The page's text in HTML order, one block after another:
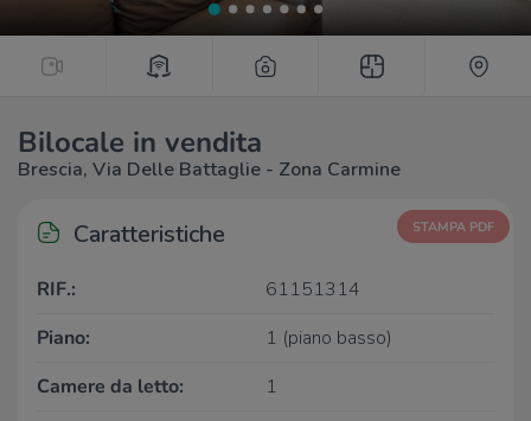
Bilocale in vendita
Brescia, Via Delle Battaglie - Zona Carmine
Caratteristiche STAMPA PDF
RIF.:
61151314
Piano:
1 (piano basso)
Camere da letto:
1